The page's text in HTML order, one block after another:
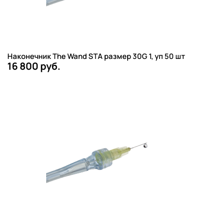
Наконечник The Wand STA размер 30G 1, уп 50 шт
16 800 руб.